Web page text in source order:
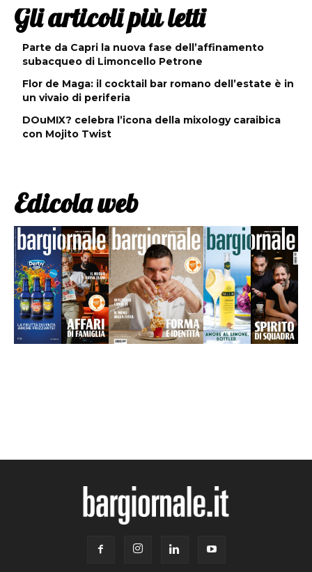
Gli articoli più letti
Parte da Capri la nuova fase dell’affinamento
subacqueo di Limoncello Petrone
Flor de Maga: il cocktail bar romano dell’estate è in
un vivaio di periferia
DOuMIX? celebra l’icona della mixology caraibica
con Mojito Twist
Edicola web